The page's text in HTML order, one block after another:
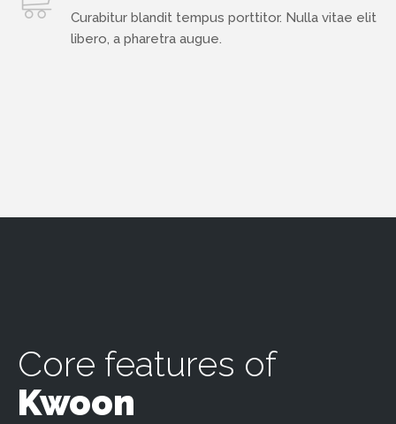
Curabitur blandit tempus porttitor. Nulla vitae elit
libero, a pharetra augue.
Core features of
Kwoon